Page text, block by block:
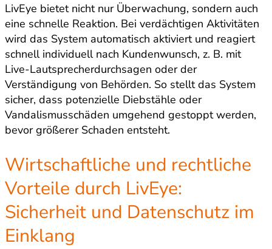
LivEye bietet nicht nur Überwachung, sondern auch
eine schnelle Reaktion. Bei verdächtigen Aktivitäten
wird das System automatisch aktiviert und reagiert
schnell individuell nach Kundenwunsch, z. B. mit
Live-Lautsprecherdurchsagen oder der
Verständigung von Behörden. So stellt das System
sicher, dass potenzielle Diebstähle oder
Vandalismusschäden umgehend gestoppt werden,
bevor größerer Schaden entsteht.
Wirtschaftliche und rechtliche
Vorteile durch LivEye:
Sicherheit und Datenschutz im
Einklang